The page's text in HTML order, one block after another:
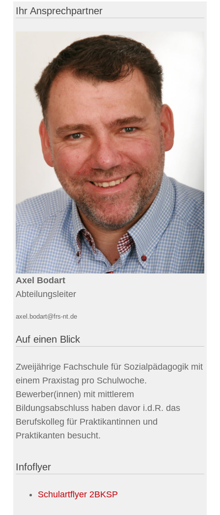
Ihr Ansprechpartner
Axel Bodart
Abteilungsleiter
axel.bodart@frs-nt.de
Auf einen Blick
Zweijährige Fachschule für Sozialpädagogik mit
einem Praxistag pro Schulwoche.
Bewerber(innen) mit mittlerem
Bildungsabschluss haben davor i.d.R. das
Berufskolleg für Praktikantinnen und
Praktikanten besucht.
Infoflyer
Schulartflyer 2BKSP